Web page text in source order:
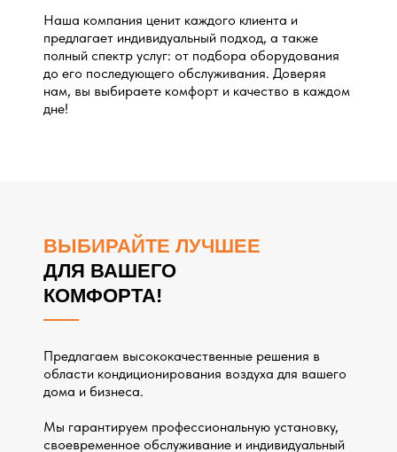
Наша компания ценит каждого клиента и
предлагает индивидуальный подход, а также
полный спектр услуг: от подбора оборудования
до его последующего обслуживания. Доверяя
нам, вы выбираете комфорт и качество в каждом
дне!
ВЫБИРАЙТЕ ЛУЧШЕЕ
ДЛЯ ВАШЕГО
КОМФОРТА!
Предлагаем высококачественные решения в
области кондиционирования воздуха для вашего
дома и бизнеса.
Мы гарантируем профессиональную установку,
своевременное обслуживание и индивидуальный